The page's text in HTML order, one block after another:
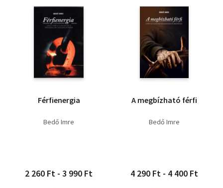
Férfienergia
Bedő Imre
2 260 Ft - 3 990 Ft
A megbízható férfi
Bedő Imre
4 290 Ft - 4 400 Ft